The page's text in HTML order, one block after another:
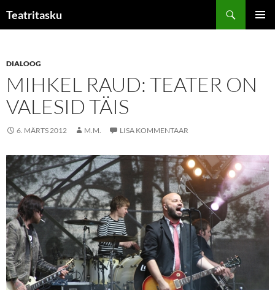
sisu
Teatritasku
DIALOOG
MIHKEL RAUD: TEATER ON
VALESID TÄIS
6. MÄRTS 2012 M.M. LISA KOMMENTAAR